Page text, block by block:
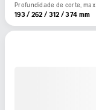
Profundidade de corte, max
193 / 262 / 312 / 374 mm